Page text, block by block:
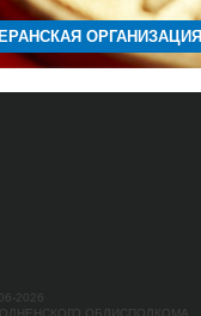
ОРГАНИЗАЦИЯ
2026
ОБЛИСПОЛКОМА